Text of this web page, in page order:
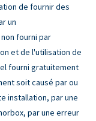
de fournir des
un
fourni par
et de l'utilisation de
fourni gratuitement
soit causé par ou
installation, par une
par une erreur